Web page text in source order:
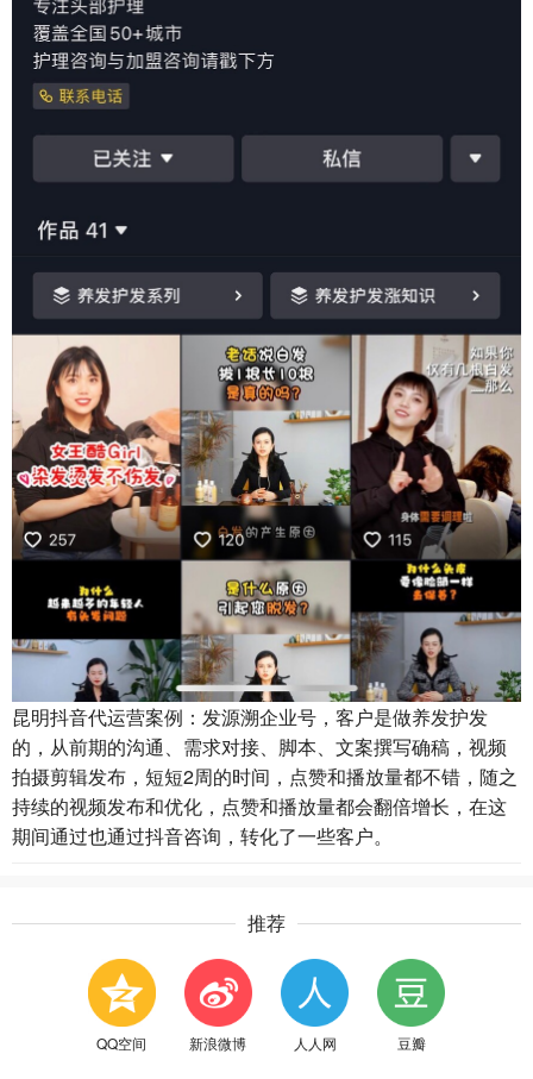
昆明抖音代运营案例：发源溯企业号，客户是做养发护发
的，从前期的沟通、需求对接、脚本、文案撰写确稿，视频
拍摄剪辑发布，短短2周的时间，点赞和播放量都不错，随之
持续的视频发布和优化，点赞和播放量都会翻倍增长，在这
期间通过也通过抖音咨询，转化了一些客户。
推荐
QQ空间 新浪微博 人人网 豆瓣